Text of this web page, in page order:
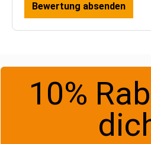
Bewertung absenden
10%